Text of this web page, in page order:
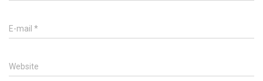
E-mail *
Website